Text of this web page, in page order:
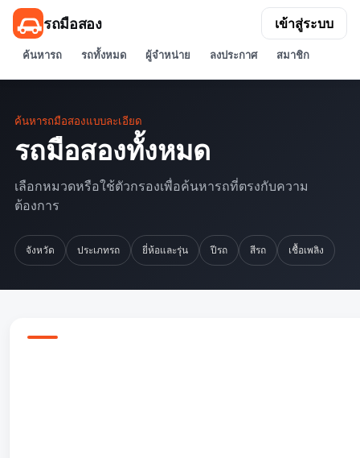
รถมือสอง
ค้นหารถ รถทั้งหมด ผู้จำหน่าย ลงประกาศ สมาชิก
เข้าสู่ระบบ
ค้นหารถมือสองแบบละเอียด
รถมือสองทั้งหมด
เลือกหมวดหรือใช้ตัวกรองเพื่อค้นหารถที่ตรงกับความ
ต้องการ
จังหวัด ประเภทรถ ยี่ห้อและรุ่น ปีรถ สีรถ เชื้อเพลิง